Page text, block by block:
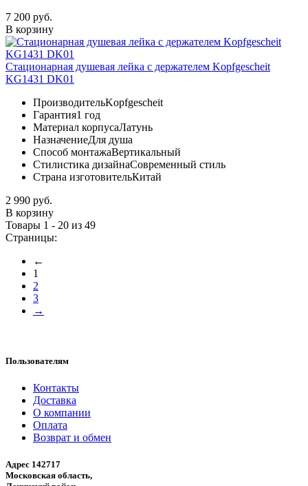
7 200 руб.
В корзину
Стационарная душевая лейка с держателем Kopfgescheit
KG1431 DK01
ПроизводительKopfgescheit
Гарантия1 год
Материал корпусаЛатунь
НазначениеДля душа
Способ монтажаВертикальный
Стилистика дизайнаСовременный стиль
Страна изготовительКитай
2 990 руб.
В корзину
Товары 1 - 20 из 49
Страницы:
←
1
2
3
→
Пользователям
Контакты
Доставка
О компании
Оплата
Возврат и обмен
Адрес 142717
Московская область,